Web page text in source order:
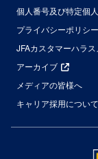
個人番号及び特定個
プライバシーポリシー
JFAカスタマーハラ
アーカイブ
メディアの皆様へ
キャリア採用について